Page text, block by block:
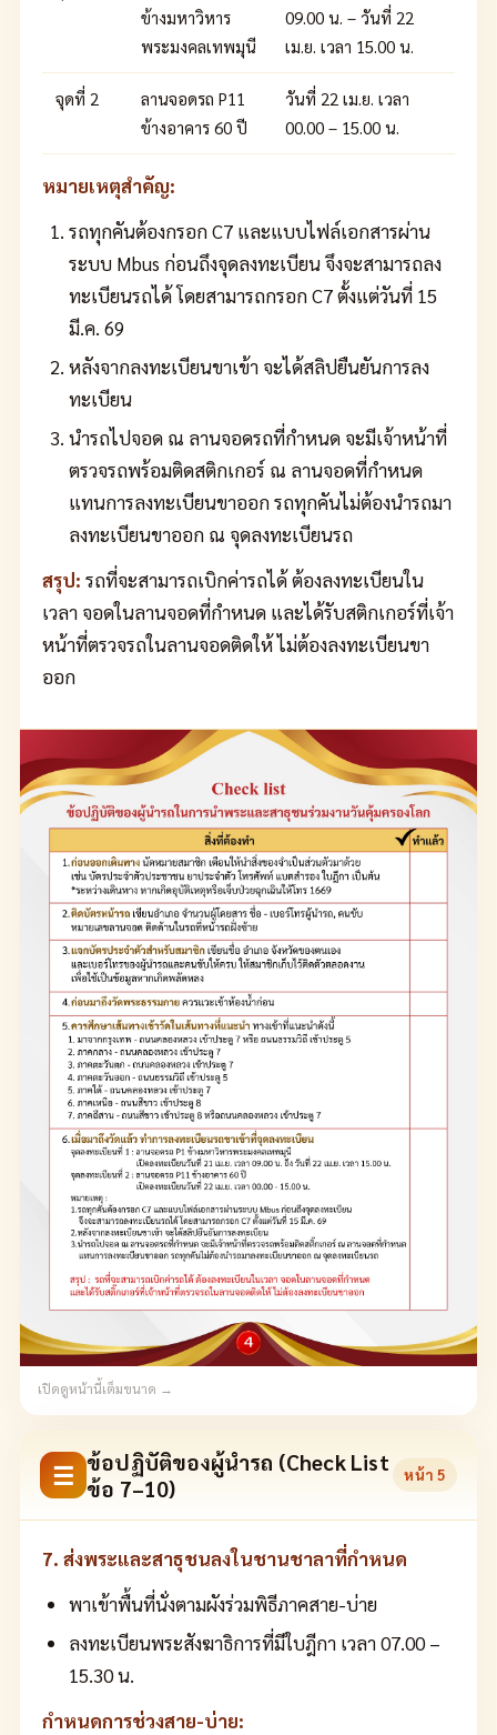
ข้างมหาวิหาร
พระมงคลเทพมุนี
09.00 น. – วันที่ 22
เม.ย. เวลา 15.00 น.
จุดที่ 2
ลานจอดรถ P11
ข้างอาคาร 60 ปี
วันที่ 22 เม.ย. เวลา
00.00 – 15.00 น.
หมายเหตุสำคัญ:
รถทุกคันต้องกรอก C7 และแบบไฟล์เอกสารผ่าน
ระบบ Mbus ก่อนถึงจุดลงทะเบียน จึงจะสามารถลง
ทะเบียนรถได้ โดยสามารถกรอก C7 ตั้งแต่วันที่ 15
มี.ค. 69
หลังจากลงทะเบียนขาเข้า จะได้สลิปยืนยันการลง
ทะเบียน
นำรถไปจอด ณ ลานจอดรถที่กำหนด จะมีเจ้าหน้าที่
ตรวจรถพร้อมติดสติกเกอร์ ณ ลานจอดที่กำหนด
แทนการลงทะเบียนขาออก รถทุกคันไม่ต้องนำรถมา
ลงทะเบียนขาออก ณ จุดลงทะเบียนรถ
สรุป: รถที่จะสามารถเบิกค่ารถได้ ต้องลงทะเบียนใน
เวลา จอดในลานจอดที่กำหนด และได้รับสติกเกอร์ที่เจ้า
หน้าที่ตรวจรถในลานจอดติดให้ ไม่ต้องลงทะเบียนขา
ออก
เปิดดูหน้านี้เต็มขนาด →
☰ ข้อปฏิบัติของผู้นำรถ (Check List
ข้อ 7–10)
หน้า5
7. ส่งพระและสาธุชนลงในชานชาลาที่กำหนด
พาเข้าพื้นที่นั่งตามผังร่วมพิธีภาคสาย-บ่าย
ลงทะเบียนพระสังฆาธิการที่มีใบฎีกา เวลา 07.00 –
15.30 น.
กำหนดการช่วงสาย-บ่าย: